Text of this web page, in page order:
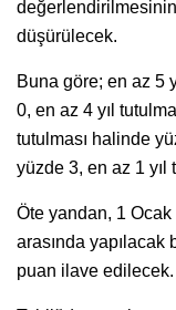
düşürülecek.
Buna göre; en az 5
0, en az 4 yıl
tutulması halinde
yüzde 3, en az 1 yıl
Öte yandan, 1
arasında
puan ilave edilecek.